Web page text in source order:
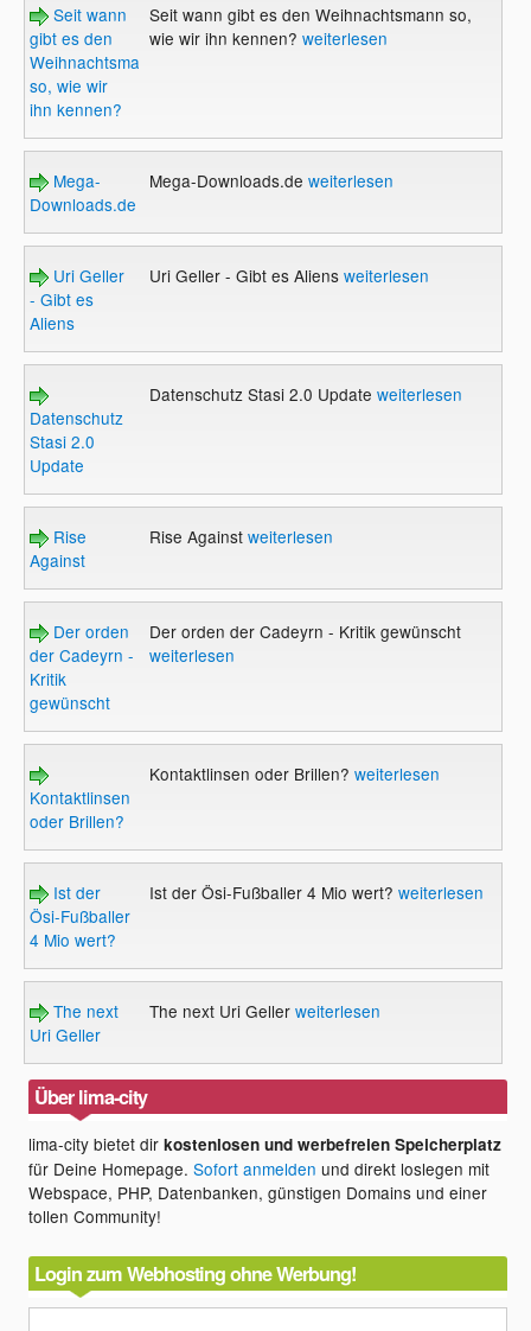
Seit wann
gibt es den
Weihnachtsmann
so, wie wir
ihn kennen?
Seit wann gibt es den Weihnachtsmann so,
wie wir ihn kennen? weiterlesen
Mega-
Downloads.de
Mega-Downloads.de weiterlesen
Uri Geller
- Gibt es
Aliens
Uri Geller - Gibt es Aliens weiterlesen
Datenschutz
Stasi 2.0
Update
Datenschutz Stasi 2.0 Update weiterlesen
Rise
Against
Rise Against weiterlesen
Der orden
der Cadeyrn -
Kritik
gewünscht
Der orden der Cadeyrn - Kritik gewünscht
weiterlesen
Kontaktlinsen
oder Brillen?
Kontaktlinsen oder Brillen? weiterlesen
Ist der
Ösi-Fußballer
4 Mio wert?
Ist der Ösi-Fußballer 4 Mio wert? weiterlesen
The next
Uri Geller
The next Uri Geller weiterlesen
Über lima-city
lima-city bietet dirkostenlosen und werbefreien Speicherplatz
für Deine Homepage.Sofort anmelden und direkt loslegen mit
Webspace, PHP, Datenbanken, günstigen Domains und einer
tollen Community!
Login zum Webhosting ohne Werbung!